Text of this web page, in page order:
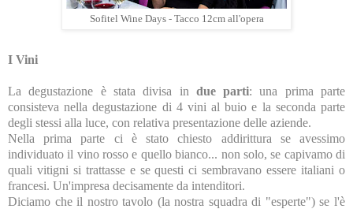
Sofitel Wine Days - Tacco 12cm all'opera
I Vini
La degustazione è stata divisa in due parti: una prima parte
consisteva nella degustazione di 4 vini al buio e la seconda parte
degli stessi alla luce, con relativa presentazione delle aziende.
Nella prima parte ci è stato chiesto addirittura se avessimo
individuato il vino rosso e quello bianco... non solo, se capivamo di
quali vitigni si trattasse e se questi ci sembravano essere italiani o
francesi. Un'impresa decisamente da intenditori.
Diciamo che il nostro tavolo (la nostra squadra di "esperte") se l'è